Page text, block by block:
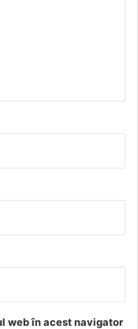
web în acest navigator